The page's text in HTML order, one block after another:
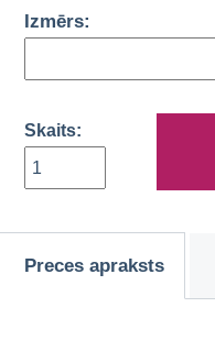
Izmērs:
Skaits:
Preces apraksts